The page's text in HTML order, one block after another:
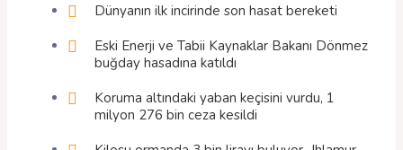
Dünyanın ilk incirinde son hasat bereketi
Eski Enerji ve Tabii Kaynaklar Bakanı Dönmez
buğday hasadına katıldı
Koruma altındaki yaban keçisini vurdu, 1
milyon 276 bin ceza kesildi